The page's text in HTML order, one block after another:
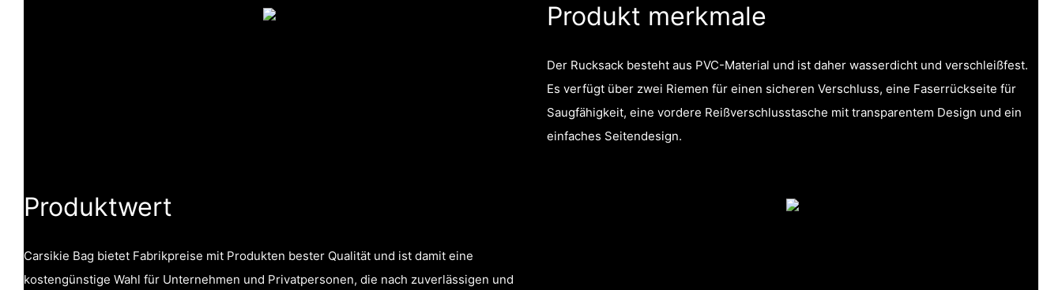
Produkt merkmale
Der Rucksack besteht aus PVC-Material und ist daher wasserdicht und verschleißfest.
Es verfügt über zwei Riemen für einen sicheren Verschluss, eine Faserrückseite für
Saugfähigkeit, eine vordere Reißverschlusstasche mit transparentem Design und ein
einfaches Seitendesign.
Produktwert
Carsikie Bag bietet Fabrikpreise mit Produkten bester Qualität und ist damit eine
kostengünstige Wahl für Unternehmen und Privatpersonen, die nach zuverlässigen und